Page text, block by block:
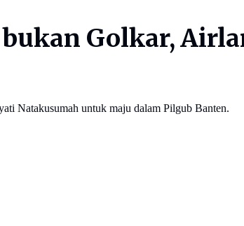
Golkar,
Natakusumah untuk maju dalam Pilgub Banten.